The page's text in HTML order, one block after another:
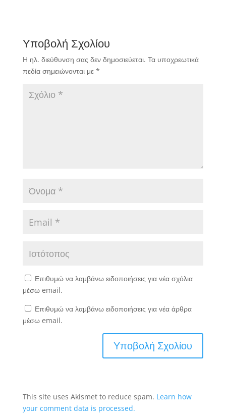
Υποβολή Σχολίου
Η ηλ. διεύθυνση σας δεν δημοσιεύεται. Τα υποχρεωτικά
πεδία σημειώνονται με *
Επιθυμώ να λαμβάνω ειδοποιήσεις για νέα σχόλια
μέσω email.
Επιθυμώ να λαμβάνω ειδοποιήσεις για νέα άρθρα
μέσω email.
This site uses Akismet to reduce spam. Learn how
your comment data is processed.